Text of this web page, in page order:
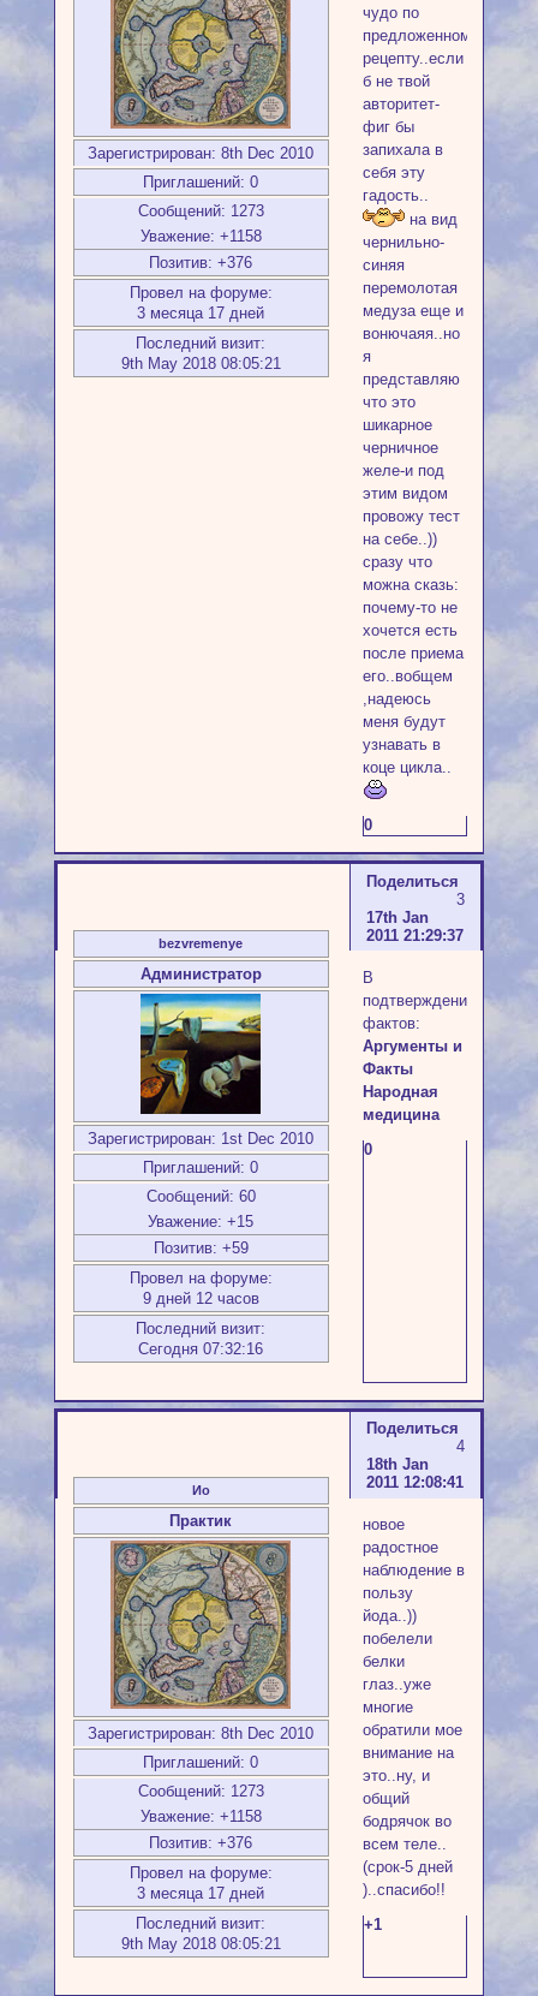
Зарегистрирован: 8th Dec 2010
Приглашений: 0
Сообщений: 1273
Уважение: +1158
Позитив: +376
Провел на форуме:
3 месяца 17 дней
Последний визит:
9th May 2018 08:05:21
чудо по
предложенному
рецепту..если
б не твой
авторитет-
фиг бы
запихала в
себя эту
гадость..
на вид
чернильно-
синяя
перемолотая
медуза еще и
вонючаяя..но
я
представляю
что это
шикарное
черничное
желе-и под
этим видом
провожу тест
на себе..))
сразу что
можна сказь:
почему-то не
хочется есть
после приема
его..вобщем
,надеюсь
меня будут
узнавать в
коце цикла..
0
Поделиться
3
17th Jan
2011 21:29:37
bezvremenye
Администратор
Зарегистрирован: 1st Dec 2010
Приглашений: 0
Сообщений: 60
Уважение: +15
Позитив: +59
Провел на форуме:
9 дней 12 часов
Последний визит:
Сегодня 07:32:16
В
подтверждение
фактов:
Аргументы и
Факты
Народная
медицина
0
Поделиться
4
18th Jan
2011 12:08:41
Ио
Практик
Зарегистрирован: 8th Dec 2010
Приглашений: 0
Сообщений: 1273
Уважение: +1158
Позитив: +376
Провел на форуме:
3 месяца 17 дней
Последний визит:
9th May 2018 08:05:21
новое
радостное
наблюдение в
пользу
йода..))
побелели
белки
глаз..уже
многие
обратили мое
внимание на
это..ну, и
общий
бодрячок во
всем теле..
(срок-5 дней
)..спасибо!!
+1